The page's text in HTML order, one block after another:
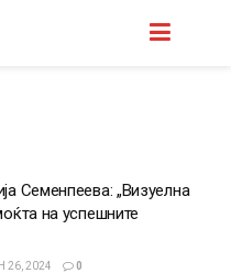
Семенпеева: „Визуелна
на успешните
26, 2024 0